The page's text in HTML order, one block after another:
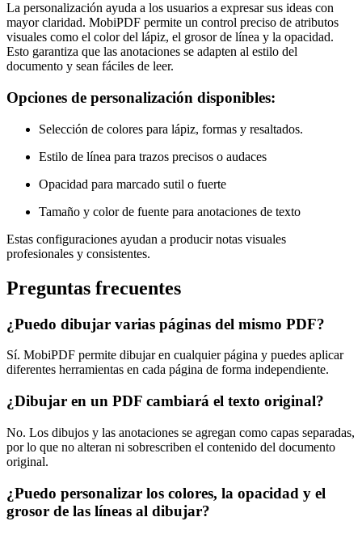
La personalización ayuda a los usuarios a expresar sus ideas con
mayor claridad. MobiPDF permite un control preciso de atributos
visuales como el color del lápiz, el grosor de línea y la opacidad.
Esto garantiza que las anotaciones se adapten al estilo del
documento y sean fáciles de leer.
Opciones de personalización disponibles:
Selección de colores para lápiz, formas y resaltados.
Estilo de línea para trazos precisos o audaces
Opacidad para marcado sutil o fuerte
Tamaño y color de fuente para anotaciones de texto
Estas configuraciones ayudan a producir notas visuales
profesionales y consistentes.
Preguntas frecuentes
¿Puedo dibujar varias páginas del mismo PDF?
Sí. MobiPDF permite dibujar en cualquier página y puedes aplicar
diferentes herramientas en cada página de forma independiente.
¿Dibujar en un PDF cambiará el texto original?
No. Los dibujos y las anotaciones se agregan como capas separadas,
por lo que no alteran ni sobrescriben el contenido del documento
original.
¿Puedo personalizar los colores, la opacidad y el
grosor de las líneas al dibujar?